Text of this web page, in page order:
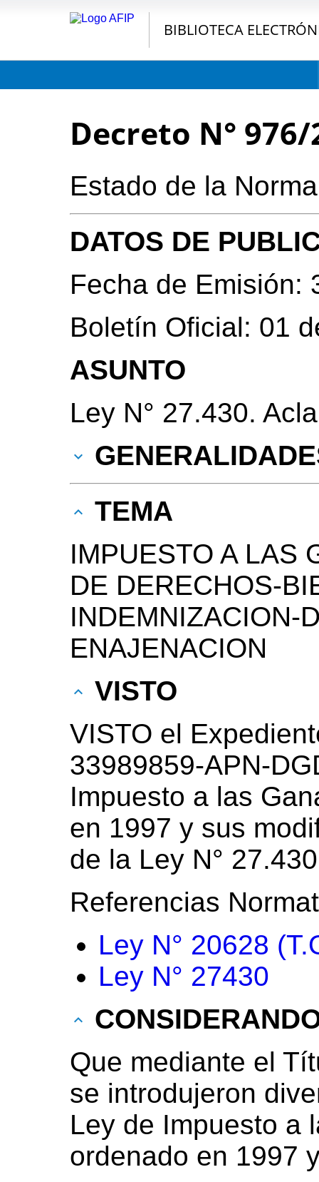
BIBLIOTECA
Decreto N° 976/
Estado de la
DATOS DE
Fecha de Emisión:
Boletín Oficial: 01
ASUNTO
Ley N° 27.430.
TEMA
IMPUESTO A LAS
DE DERECHOS-
INDEMNIZACION-
ENAJENACION
VISTO
VISTO el
33989859-APN-
Impuesto a las
en 1997 y sus
de la Ley N°
Referencias
Ley N° 20628
Ley N° 27430
Que mediante el
se introdujeron
Ley de Impuesto a
ordenado en 1997